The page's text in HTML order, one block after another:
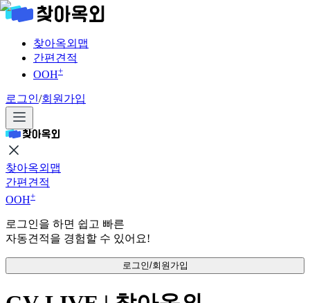
찾아옥외맵
간편견적
OOH+
로그인/회원가입
찾아옥외맵
간편견적
OOH+
로그인을 하면 쉽고 빠른
자동견적을 경험할 수 있어요!
로그인/회원가입